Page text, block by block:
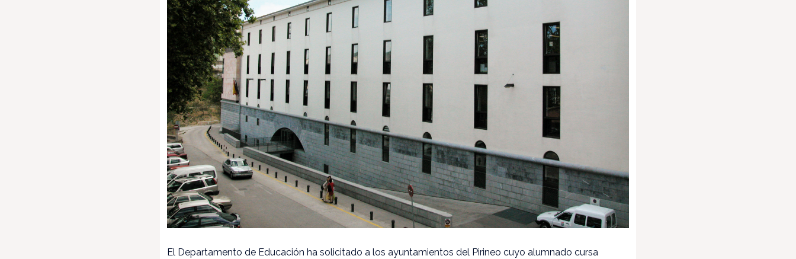
El Departamento de Educación ha solicitado a los ayuntamientos del Pirineo cuyo alumnado cursa